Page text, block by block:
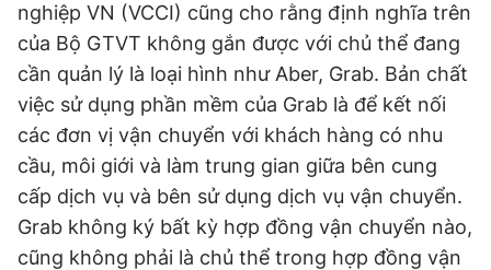
nghiệp VN (VCCI) cũng cho rằng định nghĩa trên
của Bộ GTVT không gắn được với chủ thể đang
cần quản lý là loại hình như Aber, Grab. Bản chất
việc sử dụng phần mềm của Grab là để kết nối
các đơn vị vận chuyển với khách hàng có nhu
cầu, môi giới và làm trung gian giữa bên cung
cấp dịch vụ và bên sử dụng dịch vụ vận chuyển.
Grab không ký bất kỳ hợp đồng vận chuyển nào,
cũng không phải là chủ thể trong hợp đồng vận